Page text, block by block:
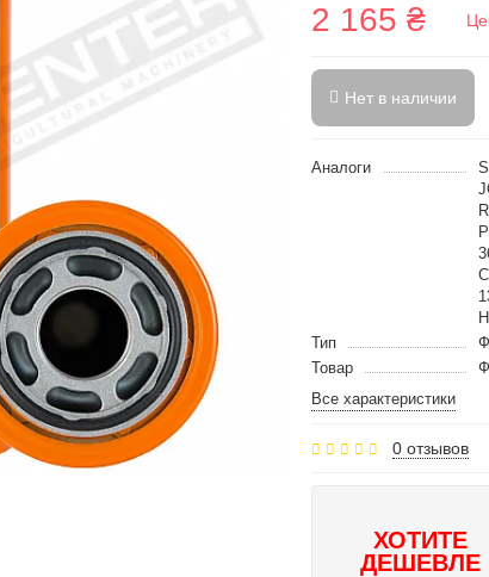
2 165 ₴
Нет в наличии
Аналоги
Тип
Товар
Все характеристики
0 отзывов
ХОТИТЕ
ДЕШЕВЛЕ